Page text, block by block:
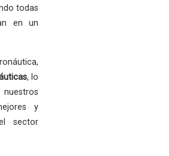
todas
en un
, lo
y
sector